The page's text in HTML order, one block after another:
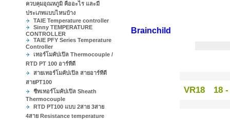
ควบคุมอุณหภูมิ คืออะไร และมี
ประเภทแบบไหนบ้าง
TAIE Temperature controller
Sinny TEMPERATURE
CONTROLLER
TAIE PFY Series Temperature
Controller
เทอร์โมคัปเปิล Thermocouple /
RTD PT 100 อาร์ทีดี
สายเทอร์โมคัปเปิล สายอาร์ทีดี
สายPT100
ชีทเทอร์โมคัปเปิล Sheath
Thermocouple
RTD PT100 แบบ 2สาย 3สาย
4สาย Resistance temperature
Brainchild
VR18 18 -